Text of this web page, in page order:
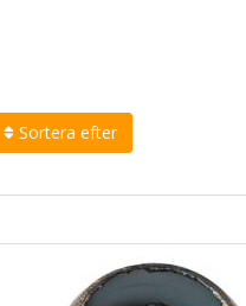
Sortera efter